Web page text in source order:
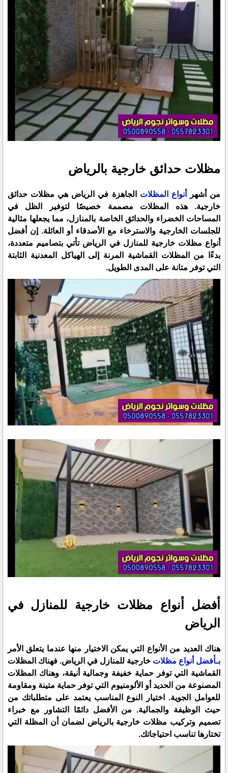
مظلات حدائق خارجية بالرياض
من أشهر أنواع المظلات الجاهزة في الرياض هي مظلات حدائق
خارجية. هذه المظلات مصممة خصيصًا لتوفير الظل في
المساحات الخضراء والحدائق الخاصة بالمنازل، مما يجعلها مثالية
للجلسات الخارجية والاسترخاء مع الأصدقاء أو العائلة. إن أفضل
أنواع مظلات خارجية للمنازل في الرياض تأتي بتصاميم متعددة،
بدءًا من المظلات القماشية المرنة إلى الهياكل المعدنية الثابتة
التي توفر متانة على المدى الطويل.
أفضل أنواع مظلات خارجية للمنازل في
الرياض
هناك العديد من الأنواع التي يمكن الاختيار منها عندما يتعلق الأمر
بـأفضل أنواع مظلات خارجية للمنازل في الرياض. فهناك المظلات
القماشية التي توفر حماية خفيفة وجمالية أنيقة، وهناك المظلات
المصنوعة من الحديد أو الألومنيوم التي توفر حماية متينة ومقاومة
للعوامل الجوية. اختيار النوع المناسب يعتمد على متطلباتك من
حيث الوظيفة والجمالية. من الأفضل دائمًا التشاور مع خبراء
تصميم وتركيب مظلات خارجية بالرياض لضمان أن المظلة التي
تختارها تناسب احتياجاتك.